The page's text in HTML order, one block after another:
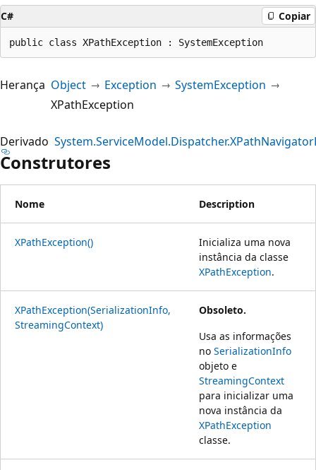
C# Copiar
public class XPathException : SystemException
Herança Object Exception
SystemException
XPathException
Derivado
Construtores
Nome Description
XPathException()
Inicializa uma nova
instância da classe
XPathException.
XPathException(SerializationInfo,
StreamingContext)
Obsoleto.
Usa as informações
no SerializationInfo
objeto e
StreamingContext
para inicializar uma
nova instância da
XPathException
classe.